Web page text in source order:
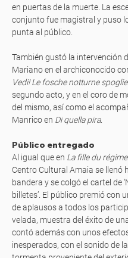
en puertas de la muerte. La
conjunto fue magistral y puso
punta al público.
También gustó la intervención
Mariano en el archiconocido
Vedi! Le fosche notturne spoglie
segundo acto, y en el coro de
del mismo, así como el
Manrico en Di quella pira.
Público entregado
Al igual que en La fille du
Centro Cultural Amaia se llenó
bandera y se colgó el cartel de
billetes’. El público premió con
de aplausos a todos los
velada, muestra del éxito de
contó además con unos
inesperados, con el sonido de